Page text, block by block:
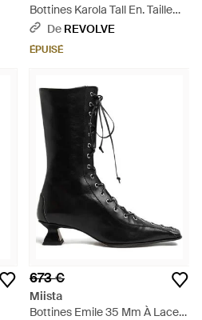
Bottines Karola Tall En. Taille
Also En 38 - Violet
De REVOLVE
ÉPUISÉ
673 €
Miista
Bottines Emile 35 Mm À Lacets